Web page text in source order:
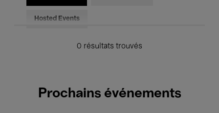
Hosted Events
0 résultats trouvés
Prochains événements